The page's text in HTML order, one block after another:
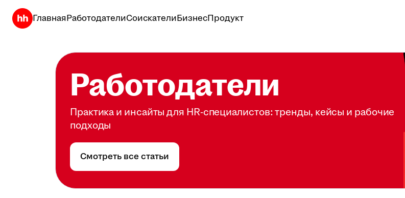
ГлавнаяРаботодателиСоискателиБизнесПродукт
Работодатели
Практика и инсайты для HR-специалистов: тренды, кейсы и рабочие
подходы
Смотреть все статьи